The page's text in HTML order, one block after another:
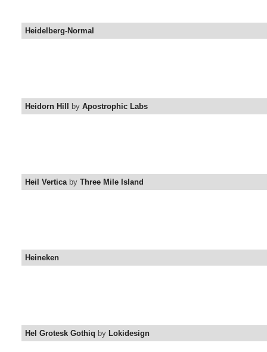
Heidelberg-Normal
Heidorn Hill by Apostrophic Labs
Heil Verticaby Three Mile Island
Heineken
Hel Grotesk Gothiq by Lokidesign